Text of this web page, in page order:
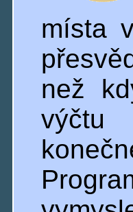
místa
než
výčtu